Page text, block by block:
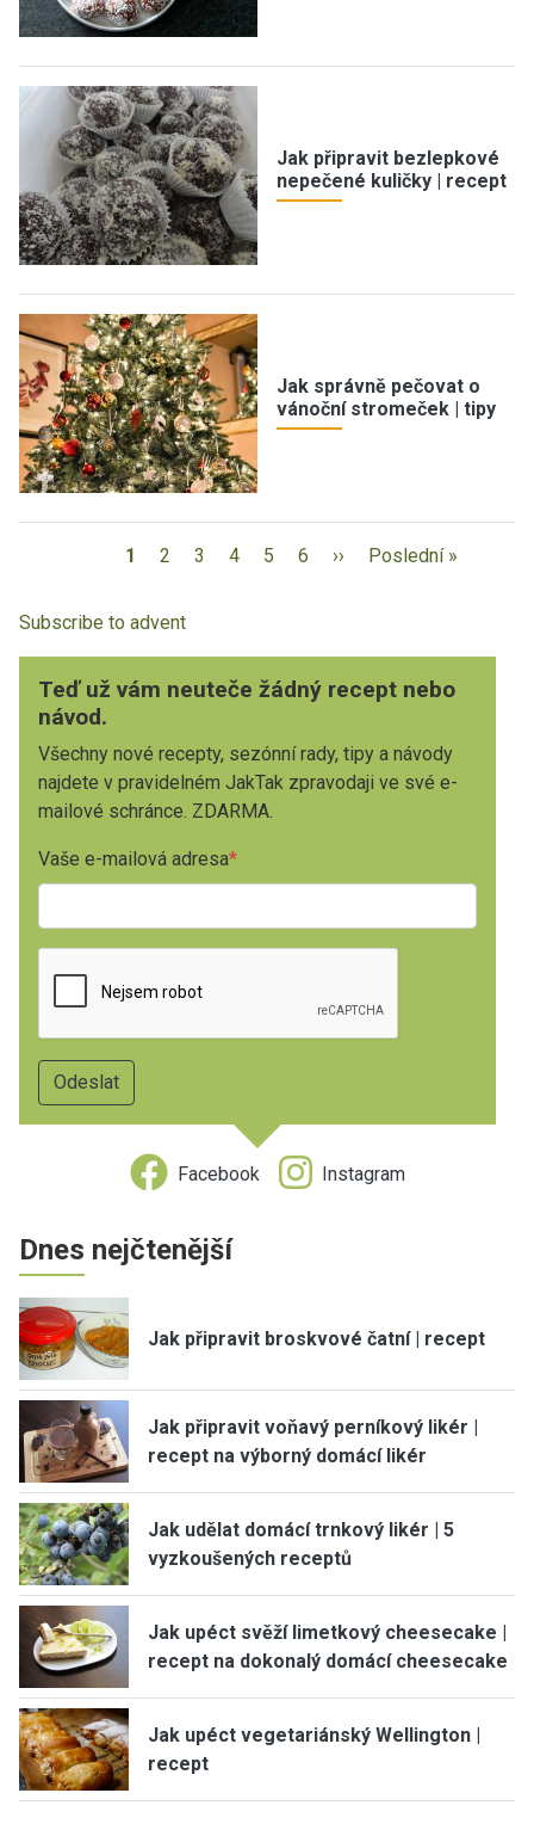
Jak připravit bezlepkové
nepečené kuličky | recept
Jak správně pečovat o
vánoční stromeček | tipy
1 2 3 4 5 6 ›› Poslední »
Subscribe to advent
Teď už vám neuteče žádný recept nebo
návod.
Všechny nové recepty, sezónní rady, tipy a návody
najdete v pravidelném JakTak zpravodaji ve své e-
mailové schránce. ZDARMA.
Vaše e-mailová adresa
Facebook Instagram
Dnes nejčtenější
Jak připravit broskvové čatní | recept
Jak připravit voňavý perníkový likér |
recept na výborný domácí likér
Jak udělat domácí trnkový likér | 5
vyzkoušených receptů
Jak upéct svěží limetkový cheesecake |
recept na dokonalý domácí cheesecake
Jak upéct vegetariánský Wellington |
recept